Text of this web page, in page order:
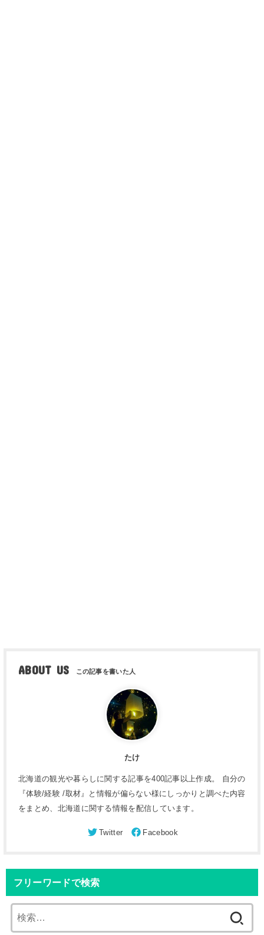
ABOUT US
たけ
北海道の観光や暮らしに関する記事を400記事以上作成。 自分の
『体験/経験 /取材』と情報が偏らない様にしっかりと調べた内容
をまとめ、北海道に関する情報を配信しています。
フリーワードで検索
索